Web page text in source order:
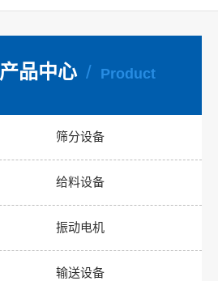
产品中心 / Product
筛分设备
给料设备
振动电机
输送设备